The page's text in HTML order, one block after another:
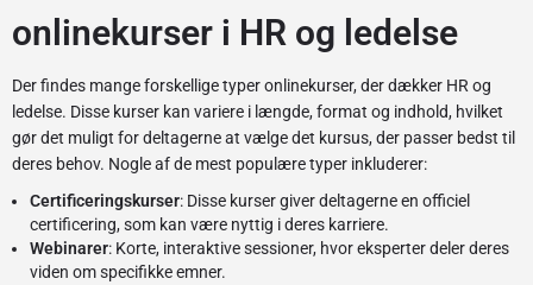
onlinekurser i HR og ledelse
Der findes mange forskellige typer onlinekurser, der dækker HR og
ledelse. Disse kurser kan variere i længde, format og indhold, hvilket
gør det muligt for deltagerne at vælge det kursus, der passer bedst til
deres behov. Nogle af de mest populære typer inkluderer:
Certificeringskurser: Disse kurser giver deltagerne en officiel
certificering, som kan være nyttig i deres karriere.
Webinarer: Korte, interaktive sessioner, hvor eksperter deler deres
viden om specifikke emner.